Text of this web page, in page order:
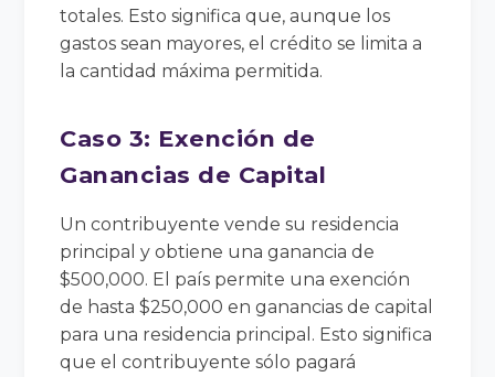
totales. Esto significa que, aunque los
gastos sean mayores, el crédito se limita a
la cantidad máxima permitida.
Caso 3: Exención de
Ganancias de Capital
Un contribuyente vende su residencia
principal y obtiene una ganancia de
$500,000. El país permite una exención
de hasta $250,000 en ganancias de capital
para una residencia principal. Esto significa
que el contribuyente sólo pagará